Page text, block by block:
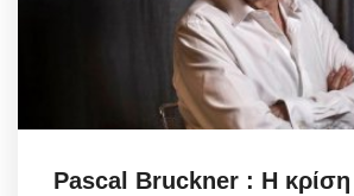
Pascal Bruckner : Η κρίση